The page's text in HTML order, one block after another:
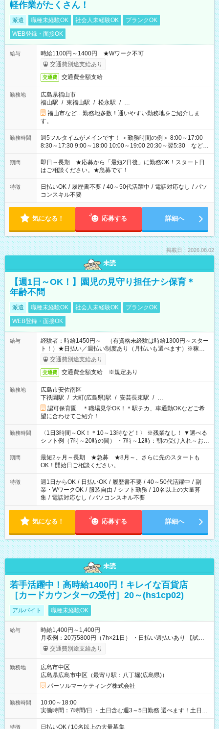
軽作業がたくさん！
派遣 職種未経験OK 社会人未経験OK
ブランクOK
WEB登録・面接OK
給与
時給1100円～1400円 ★Wワーク不可
交通費別途支給あり
交通費 交通費全額支給
勤務地
広島県福山市
福山駅 / 東福山駅 / 松永駅 / …
福山市など…勤務地多数！通いやすい勤務地をご紹介しま
す。
勤務時間
週5フルタイムがメインです！ ＜勤務時間の例＞ 8:00～17:00
8:30～17:30 9:00～18:00 10:00～19:00 20:30～翌5:30 など ★
その他にも勤務時間多数！ 日勤のみ、残業なし、交替制など
ご希望を教えてください！
期間
即日～長期 ★応募から「最短2日後」に勤務OK！スタート日
はご相談ください。★急募です！
特徴 日払いOK / 履歴書不要 / 40～50代活躍中 / 電話対応なし / パソ
コンスキル不要
気になる！ 応募する 詳細へ
掲載日：2026.08.02
未読
【週1日～OK！】園児の見守り担任ナシ保育＊
年齢不問
派遣 職種未経験OK 社会人未経験OK
ブランクOK
WEB登録・面接OK
給与
経験者：時給1450円～ （有資格未経験は時給1300円～スター
ト！）★日払い／週払い制度あり（月払いも選べます）※稼働開
始時は手続き完了次第のお支払いとなります★フルタイムでき
る方は100円アップ！
交通費別途支給あり
交通費 交通費全額支給 ※規定あり
勤務地
広島市安佐南区
下祇園駅 / 大町(広島県)駅 / 安芸長束駅 / …
認可保育園 ＊職場見学OK！＊駅チカ、車通勤OKなどご希
望に合わせてご紹介！
勤務時間
〈1日3時間～OK！＊10～13時など！〉 ※残業なし！ ▼選べる
シフト例（7時～20時の間） ・7時～12時：朝の受け入れ～お昼
の準備 ・10時～13時：園児の見守り～お昼の補助 ・9時～16
時：帰りの会まで！子供の成長を見守る ・15時～20時：夜のお
迎えサポート
期間
最短2ヶ月～長期 ★急募 ★8月～、さらに先のスタートも
OK！開始日ご相談ください。
特徴 週1日からOK / 日払いOK / 履歴書不要 / 40～50代活躍中 / 副
業・WワークOK / 服装自由 / シフト勤務 / 10名以上の大量募
集 / 電話対応なし / パソコンスキル不要
気になる！ 応募する 詳細へ
未読
若手活躍中！高時給1400円！キレイな百貨店
［カードカウンターの受付］20～(hs1cp02)
アルバイト 職種未経験OK
給与
時給1,400円～1,400円
月収例：20万5800円（7h×21日） ・日払い週払いあり 【試用
期間】試用期間なし
交通費別途支給あり
勤務地
広島市中区
広島県広島市中区（最寄り駅：八丁堀(広島県)）
パーソルマーケティング株式会社
勤務時間
10:00～18:00
実働時間：7時間/日 ・土日含む週3～5日勤務 選べます！土日も
休みやすい！ ・残業は有りません！
特徴 日払いOK / 10名以上の大量募集